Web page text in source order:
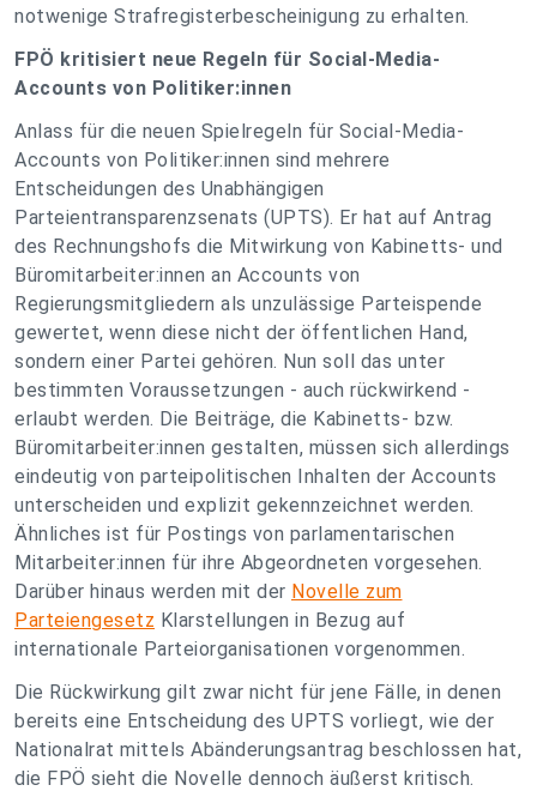
notwenige Strafregisterbescheinigung zu erhalten.
FPÖ kritisiert neue Regeln für Social-Media-
Accounts von Politiker:innen
Anlass für die neuen Spielregeln für Social-Media-
Accounts von Politiker:innen sind mehrere
Entscheidungen des Unabhängigen
Parteientransparenzsenats (UPTS). Er hat auf Antrag
des Rechnungshofs die Mitwirkung von Kabinetts- und
Büromitarbeiter:innen an Accounts von
Regierungsmitgliedern als unzulässige Parteispende
gewertet, wenn diese nicht der öffentlichen Hand,
sondern einer Partei gehören. Nun soll das unter
bestimmten Voraussetzungen - auch rückwirkend -
erlaubt werden. Die Beiträge, die Kabinetts- bzw.
Büromitarbeiter:innen gestalten, müssen sich allerdings
eindeutig von parteipolitischen Inhalten der Accounts
unterscheiden und explizit gekennzeichnet werden.
Ähnliches ist für Postings von parlamentarischen
Mitarbeiter:innen für ihre Abgeordneten vorgesehen.
Darüber hinaus werden mit der Novelle zum
Parteiengesetz Klarstellungen in Bezug auf
internationale Parteiorganisationen vorgenommen.
Die Rückwirkung gilt zwar nicht für jene Fälle, in denen
bereits eine Entscheidung des UPTS vorliegt, wie der
Nationalrat mittels Abänderungsantrag beschlossen hat,
die FPÖ sieht die Novelle dennoch äußerst kritisch.